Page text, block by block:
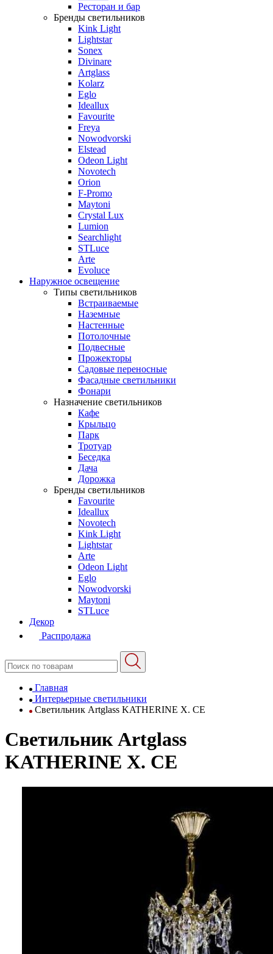
Ресторан и бар
Бренды светильников
Kink Light
Lightstar
Sonex
Divinare
Artglass
Kolarz
Eglo
Ideallux
Favourite
Freya
Nowodvorski
Elstead
Odeon Light
Novotech
Orion
F-Promo
Maytoni
Crystal Lux
Lumion
Searchlight
STLuce
Arte
Evoluce
Наружное освещение
Типы светильников
Встраиваемые
Наземные
Настенные
Потолочные
Подвесные
Прожекторы
Садовые переносные
Фасадные светильники
Фонари
Назначение светильников
Кафе
Крыльцо
Парк
Тротуар
Беседка
Дача
Дорожка
Бренды светильников
Favourite
Ideallux
Novotech
Kink Light
Lightstar
Arte
Odeon Light
Eglo
Nowodvorski
Maytoni
STLuce
Декор
Распродажа
Главная
Интерьерные светильники
Светильник Artglass KATHERINE X. CE
Светильник Artglass
KATHERINE X. CE